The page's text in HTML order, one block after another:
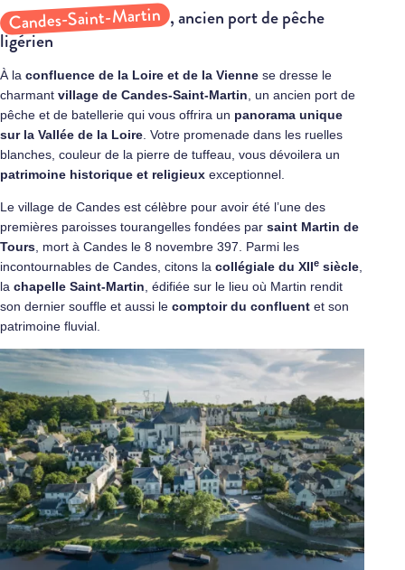
Candes-Saint-Martin , ancien port de pêche
ligérien
À la confluence de la Loire et de la Vienne se dresse le
charmant village de Candes-Saint-Martin , un ancien port de
pêche et de batellerie qui vous offrira un panorama unique
sur la Vallée de la Loire . Votre promenade dans les ruelles
blanches, couleur de la pierre de tuffeau, vous dévoilera un
patrimoine historique et religieux exceptionnel.
Le village de Candes est célèbre pour avoir été l’une des
premières paroisses tourangelles fondées par saint Martin de
Tours , mort à Candes le 8 novembre 397. Parmi les
incontournables de Candes, citons la collégiale du XIIe siècle
la chapelle Saint-Martin , édifiée sur le lieu où Martin rendit
son dernier souffle et aussi le comptoir du confluent et son
patrimoine fluvial.